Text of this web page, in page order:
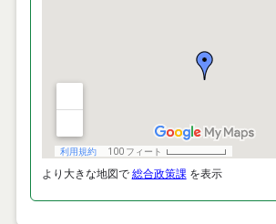
より大きな地図で 総合政策課を表示